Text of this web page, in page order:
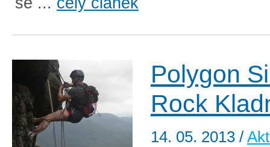
Polygon
Rock
14. 05. 2013 /